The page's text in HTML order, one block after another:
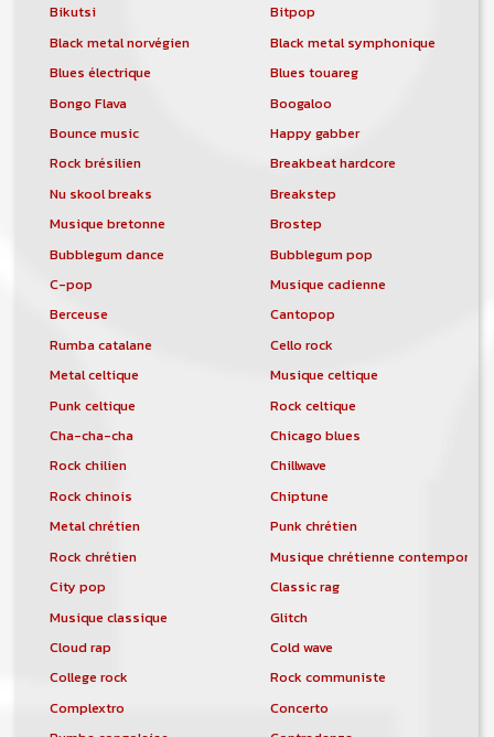
Bikutsi
Bitpop
Black metal norvégien
Black metal symphonique
Blues électrique
Blues touareg
Bongo Flava
Boogaloo
Bounce music
Happy gabber
Rock brésilien
Breakbeat hardcore
Nu skool breaks
Breakstep
Musique bretonne
Brostep
Bubblegum dance
Bubblegum pop
C-pop
Musique cadienne
Berceuse
Cantopop
Rumba catalane
Cello rock
Metal celtique
Musique celtique
Punk celtique
Rock celtique
Cha-cha-cha
Chicago blues
Rock chilien
Chillwave
Rock chinois
Chiptune
Metal chrétien
Punk chrétien
Rock chrétien
Musique chrétienne
City pop
Classic rag
Musique classique
Glitch
Cloud rap
Cold wave
College rock
Rock communiste
Complextro
Concerto